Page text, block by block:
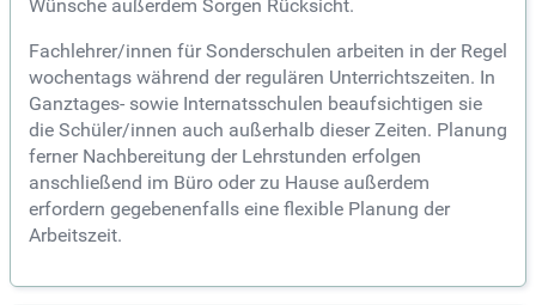
Wünsche außerdem Sorgen Rücksicht.
Fachlehrer/innen für Sonderschulen arbeiten in der Regel
wochentags während der regulären Unterrichtszeiten. In
Ganztages- sowie Internatsschulen beaufsichtigen sie
die Schüler/innen auch außerhalb dieser Zeiten. Planung
ferner Nachbereitung der Lehrstunden erfolgen
anschließend im Büro oder zu Hause außerdem
erfordern gegebenenfalls eine flexible Planung der
Arbeitszeit.